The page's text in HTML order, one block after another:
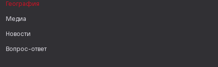
География
Медиа
Новости
Вопрос-ответ